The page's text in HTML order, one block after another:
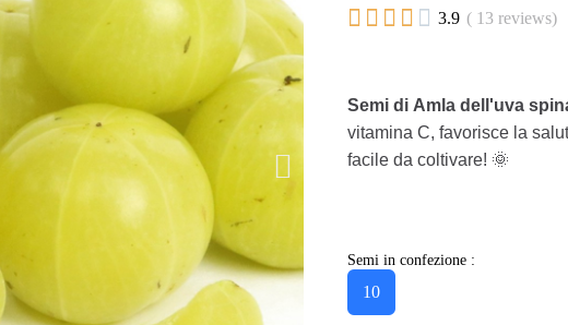
     3.9 ( 13 reviews)
Semi di Amla dell'uva
vitamina C, favorisce la
facile da coltivare! 🌞
Semi in confezione :
10